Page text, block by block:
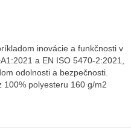
inovácie a funkčnosti v
a EN ISO 5470-2:2021,
odolnosti a bezpečnosti.
100% polyesteru 160 g/m2